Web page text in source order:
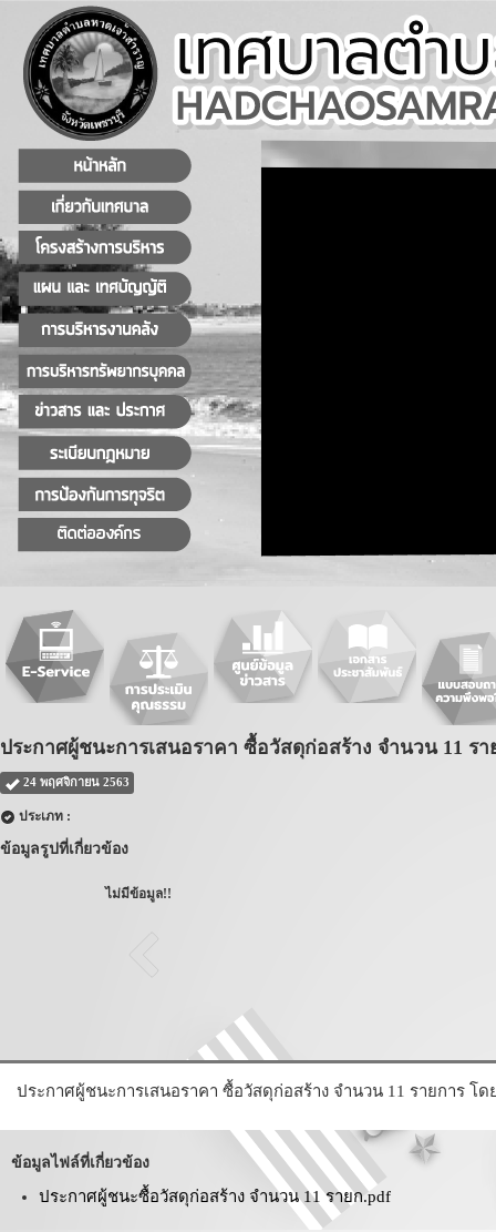
ประกาศผู้ชนะการเสนอราคา ซื้อวัสดุก่อสร้าง จำนวน 11 รา
24 พฤศจิกายน 2563
ประเภท :
ข้อมูลรูปที่เกี่ยวข้อง
ไม่มีข้อมูล!!
ประกาศผู้ชนะการเสนอราคา ซื้อวัสดุก่อสร้าง จำนวน 11 รายการ โด
ข้อมูลไฟล์ที่เกี่ยวข้อง
ประกาศผู้ชนะซื้อวัสดุก่อสร้าง จำนวน 11 รายก.pdf